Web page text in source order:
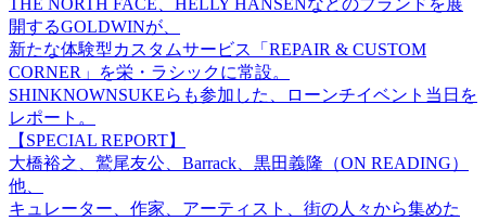
THE NORTH FACE、HELLY HANSENなどのブランドを展
開するGOLDWINが、
新たな体験型カスタムサービス「REPAIR & CUSTOM
CORNER」を栄・ラシックに常設。
SHINKNOWNSUKEらも参加した、ローンチイベント当日を
レポート。
【SPECIAL REPORT】
大橋裕之、鷲尾友公、Barrack、黒田義隆（ON READING）
他、
キュレーター、作家、アーティスト、街の人々から集めた